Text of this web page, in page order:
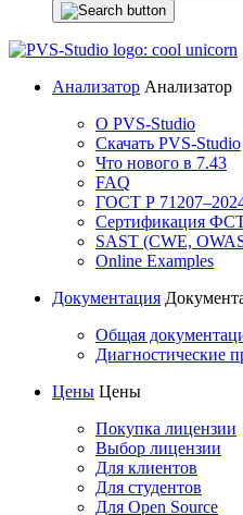
Анализатор Анализатор
О PVS-Studio
Скачать PVS-Studio
Что нового в 7.43
FAQ
ГОСТ Р
Сертификация
SAST (CWE,
Online Examples
Документация
Общая
Диагностические
Цены Цены
Покупка лицензии
Выбор лицензии
Для клиентов
Для студентов
Для Open Source